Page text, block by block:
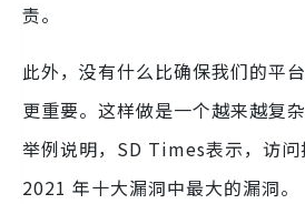
责。
此外，没有什么比确保我们的平
更重要。这样做是一个越来越复
举例说明，SD Times表示，访问
2021 年十大漏洞中最大的漏洞。